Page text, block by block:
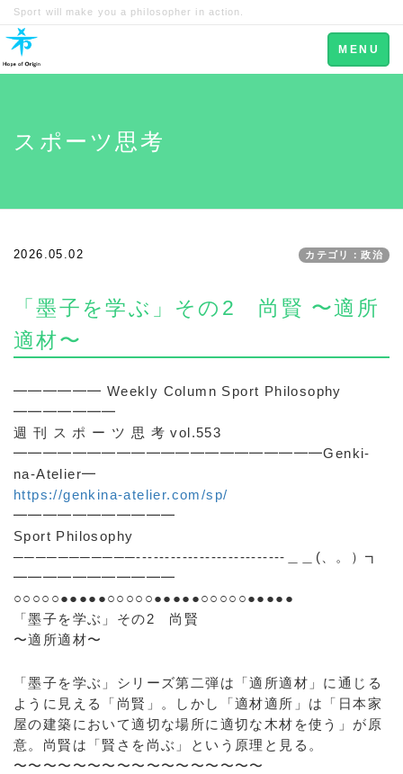
Sport will make you a philosopher in action.
Toggle
navigation
MENU
スポーツ思考
2026.05.02 カテゴリ：政治
「墨子を学ぶ」その2 尚賢 〜適所
適材〜
━━━━━━ Weekly Column Sport Philosophy
━━━━━━━
週 刊 ス ポ ー ツ 思 考 vol.553
━━━━━━━━━━━━━━━━━━━━━Genki-
na-Atelier━
https://genkina-atelier.com/sp/
━━━━━━━━━━━
Sport Philosophy
───────────--------------------------＿＿(、。）┓
━━━━━━━━━━━
○○○○○●●●●●○○○○○●●●●●○○○○○●●●●●
「墨子を学ぶ」その2 尚賢
〜適所適材〜
「墨子を学ぶ」シリーズ第二弾は「適所適材」に通じる
ように見える「尚賢」。しかし「適材適所」は「日本家
屋の建築において適切な場所に適切な木材を使う」が原
意。尚賢は「賢さを尚ぶ」という原理と見る。
〜〜〜〜〜〜〜〜〜〜〜〜〜〜〜〜〜